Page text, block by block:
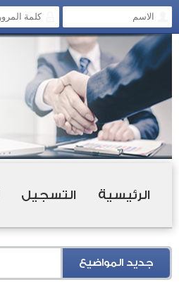
الرئيسية التسجيل
جديد المواضيع